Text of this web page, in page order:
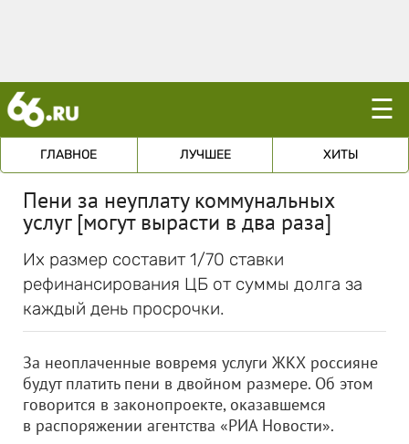
☰
ГЛАВНОЕ ЛУЧШЕЕ ХИТЫ
Пени за неуплату коммунальных
услуг [могут вырасти в два раза]
Их размер составит 1/70 ставки
рефинансирования ЦБ от суммы долга за
каждый день просрочки.
За неоплаченные вовремя услуги ЖКХ россияне
будут платить пени в двойном размере. Об этом
говорится в законопроекте, оказавшемся
в распоряжении агентства «РИА Новости».